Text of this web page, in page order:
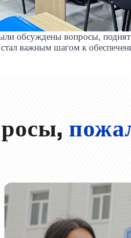
обсуждены вопросы,
важным шагом к